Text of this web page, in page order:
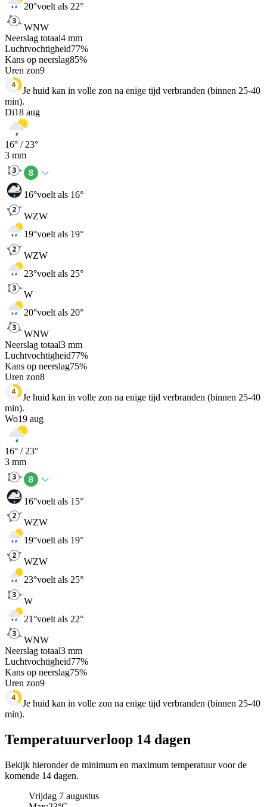
20°voelt als 22°
WNW
Neerslag totaal4 mm
Luchtvochtigheid77%
Kans op neerslag85%
Uren zon9
Je huid kan in volle zon na enige tijd verbranden (binnen 25-40
min).
Di18 aug
16° / 23°
3 mm
16°voelt als 16°
WZW
19°voelt als 19°
WZW
23°voelt als 25°
W
20°voelt als 20°
WNW
Neerslag totaal3 mm
Luchtvochtigheid77%
Kans op neerslag75%
Uren zon8
Je huid kan in volle zon na enige tijd verbranden (binnen 25-40
min).
Wo19 aug
16° / 23°
3 mm
16°voelt als 15°
WZW
19°voelt als 19°
WZW
23°voelt als 25°
W
21°voelt als 22°
WNW
Neerslag totaal3 mm
Luchtvochtigheid77%
Kans op neerslag75%
Uren zon9
Je huid kan in volle zon na enige tijd verbranden (binnen 25-40
min).
Temperatuurverloop 14 dagen
Bekijk hieronder de minimum en maximum temperatuur voor de
komende 14 dagen.
Vrijdag 7 augustus